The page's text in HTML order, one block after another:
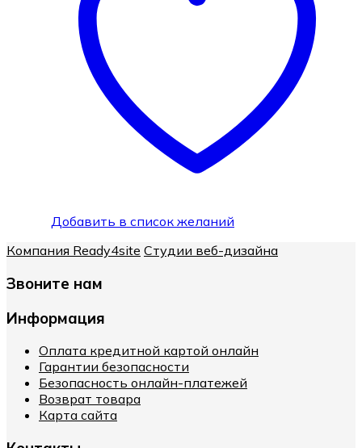
Добавить в список желаний
Компания Ready4site Студии веб-дизайна
Звоните нам
Информация
Оплата кредитной картой онлайн
Гарантии безопасности
Безопасность онлайн-платежей
Возврат товара
Карта сайта